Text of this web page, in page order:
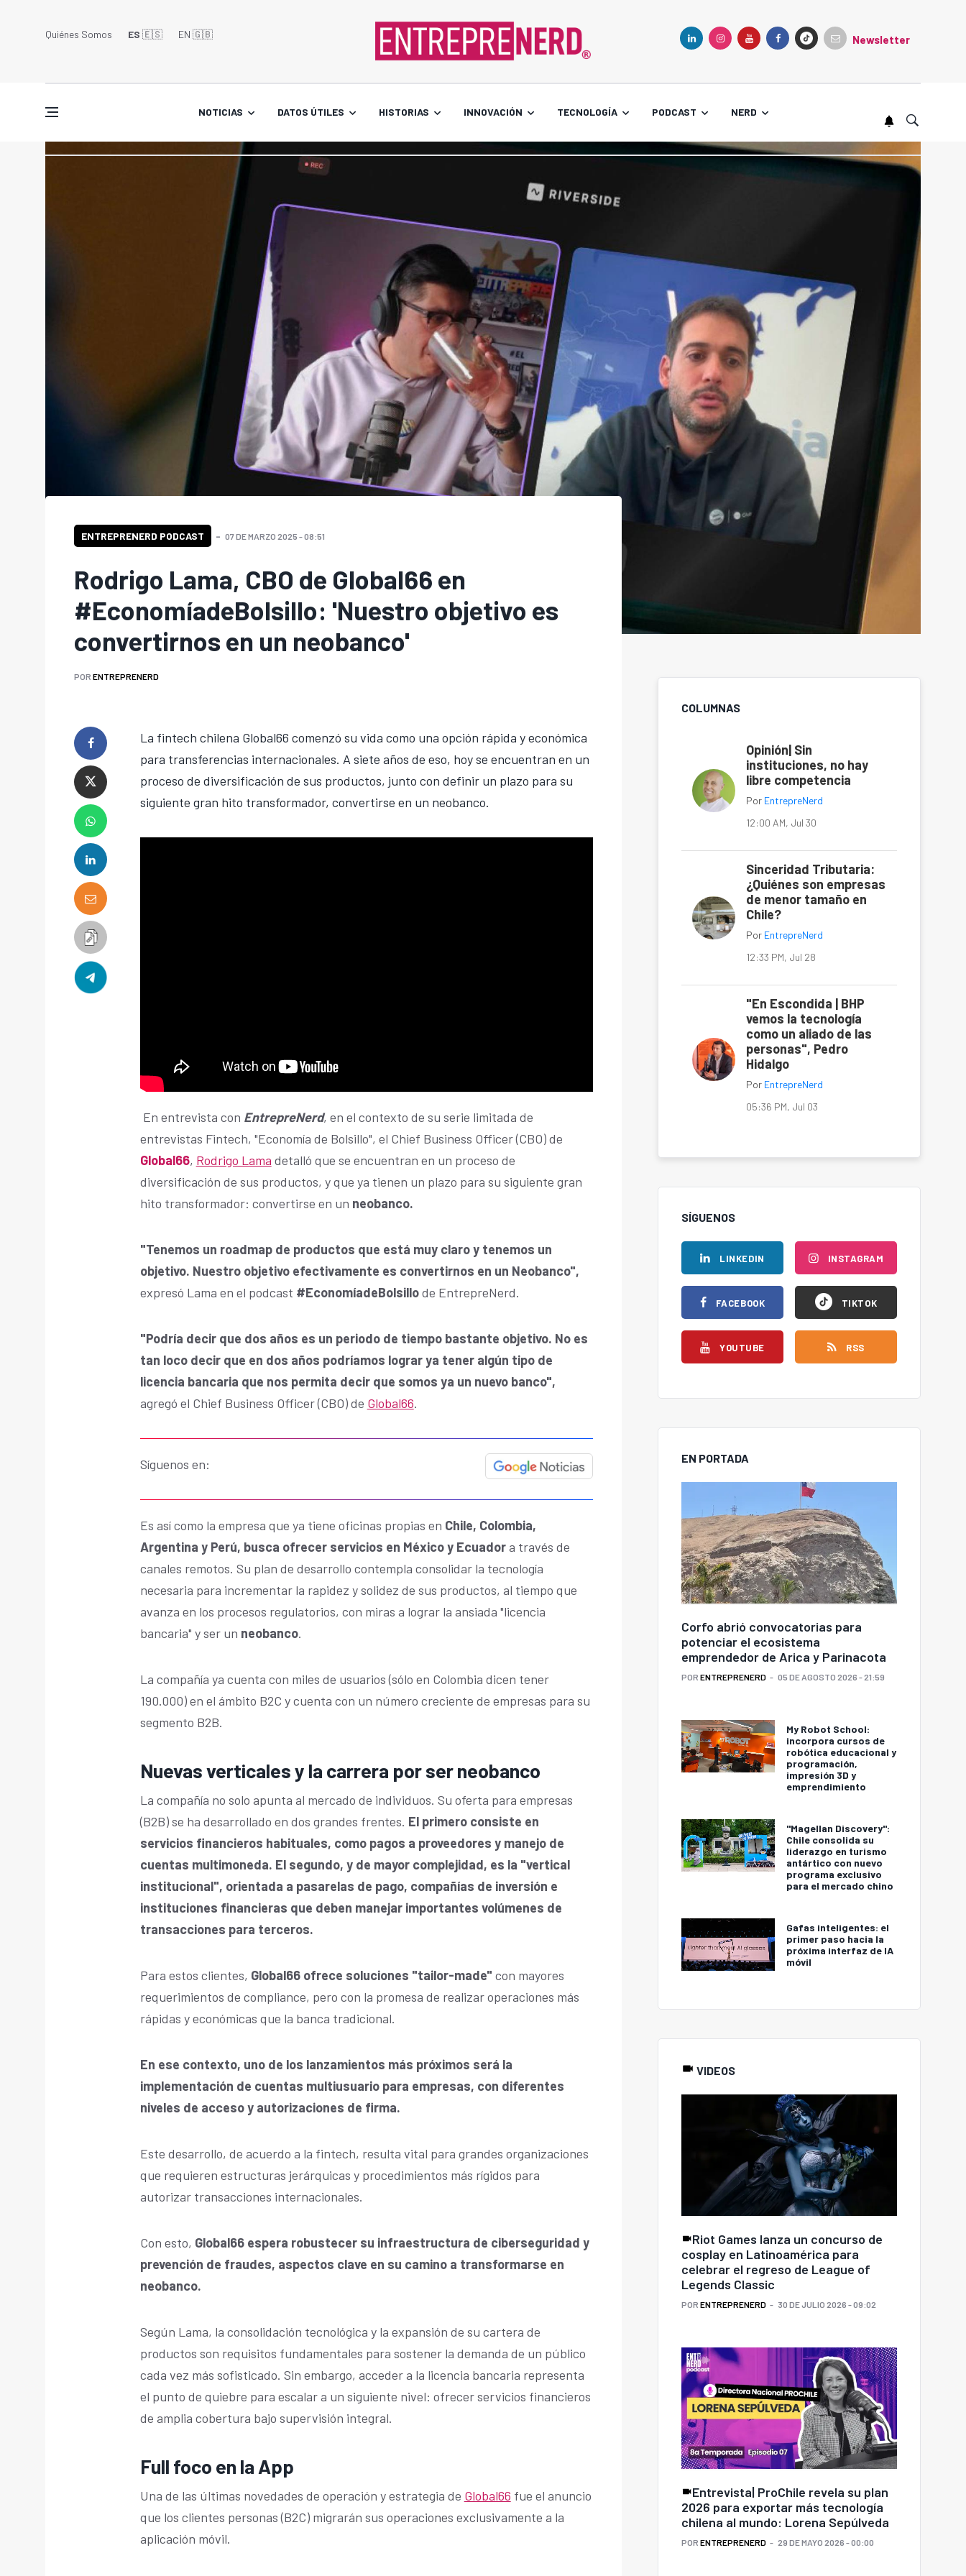
Quiénes Somos ES 🇪🇸 EN 🇬🇧󠁢󠁥󠁮󠁧󠁿 Newsletter
NOTICIAS DATOS ÚTILES HISTORIAS INNOVACIÓN TECNOLOGÍA PODCAST NERD
ENTREPRENERD PODCAST 07 DE MARZO 2025 - 08:51
Rodrigo Lama, CBO de Global66 en
#EconomíadeBolsillo: 'Nuestro objetivo es
convertirnos en un neobanco'
POR ENTREPRENERD
La fintech chilena Global66 comenzó su vida como una opción rápida y económica
para transferencias internacionales. A siete años de eso, hoy se encuentran en un
proceso de diversificación de sus productos, junto con definir un plazo para su
siguiente gran hito transformador, convertirse en un neobanco.
En entrevista con EntrepreNerd, en el contexto de su serie limitada de
entrevistas Fintech, "Economía de Bolsillo", el Chief Business Officer (CBO) de
Global66, Rodrigo Lama detalló que se encuentran en un proceso de
diversificación de sus productos, y que ya tienen un plazo para su siguiente gran
hito transformador: convertirse en un neobanco.
"Tenemos un roadmap de productos que está muy claro y tenemos un
objetivo. Nuestro objetivo efectivamente es convertirnos en un Neobanco",
expresó Lama en el podcast #EconomíadeBolsillode EntrepreNerd.
"Podría decir que dos años es un periodo de tiempo bastante objetivo. No es
tan loco decir que en dos años podríamos lograr ya tener algún tipo de
licencia bancaria que nos permita decir que somos ya un nuevo banco",
agregó el Chief Business Officer (CBO) de Global66.
Síguenos en:
Es así como la empresa que ya tiene oficinas propias en Chile, Colombia,
Argentina y Perú, busca ofrecer servicios en México y Ecuadora través de
canales remotos. Su plan de desarrollo contempla consolidar la tecnología
necesaria para incrementar la rapidez y solidez de sus productos, al tiempo que
avanza en los procesos regulatorios, con miras a lograr la ansiada "licencia
bancaria" y ser un neobanco.
La compañía ya cuenta con miles de usuarios (sólo en Colombia dicen tener
190.000) en el ámbito B2C y cuenta con un número creciente de empresas para su
segmento B2B.
Nuevas verticales y la carrera por ser neobanco
La compañía no solo apunta al mercado de individuos. Su oferta para empresas
(B2B) se ha desarrollado en dos grandes frentes. El primero consiste en
servicios financieros habituales, como pagos a proveedores y manejo de
cuentas multimoneda. El segundo, y de mayor complejidad, es la "vertical
institucional", orientada a pasarelas de pago, compañías de inversión e
instituciones financieras que deben manejar importantes volúmenes de
transacciones para terceros.
Para estos clientes, Global66 ofrece soluciones "tailor-made" con mayores
requerimientos de compliance, pero con la promesa de realizar operaciones más
rápidas y económicas que la banca tradicional.
En ese contexto, uno de los lanzamientos más próximos será la
implementación de cuentas multiusuario para empresas, con diferentes
niveles de acceso y autorizaciones de firma.
Este desarrollo, de acuerdo a la fintech, resulta vital para grandes organizaciones
que requieren estructuras jerárquicas y procedimientos más rígidos para
autorizar transacciones internacionales.
Con esto, Global66 espera robustecer su infraestructura de ciberseguridad y
prevención de fraudes, aspectos clave en su camino a transformarse en
neobanco.
Según Lama, la consolidación tecnológica y la expansión de su cartera de
productos son requisitos fundamentales para sostener la demanda de un público
cada vez más sofisticado. Sin embargo, acceder a la licencia bancaria representa
el punto de quiebre para escalar a un siguiente nivel: ofrecer servicios financieros
de amplia cobertura bajo supervisión integral.
Full foco en la App
Una de las últimas novedades de operación y estrategia de Global66 fue el anuncio
que los clientes personas (B2C) migrarán sus operaciones exclusivamente a la
aplicación móvil.
COLUMNAS
Opinión| Sin
instituciones, no hay
libre competencia
Por EntrepreNerd
12:00 AM, Jul 30
Sinceridad Tributaria:
¿Quiénes son empresas
de menor tamaño en
Chile?
Por EntrepreNerd
12:33 PM, Jul 28
"En Escondida | BHP
vemos la tecnología
como un aliado de las
personas", Pedro
Hidalgo
Por EntrepreNerd
05:36 PM, Jul 03
SÍGUENOS
LINKEDIN
FACEBOOK
YOUTUBE
INSTAGRAM
TIKTOK
RSS
EN PORTADA
Corfo abrió convocatorias para
potenciar el ecosistema
emprendedor de Arica y Parinacota
POR ENTREPRENERD 05 DE AGOSTO 2026 - 21:59
My Robot School:
incorpora cursos de
robótica educacional y
programación,
impresión 3D y
emprendimiento
"Magellan Discovery":
Chile consolida su
liderazgo en turismo
antártico con nuevo
programa exclusivo
para el mercado chino
Gafas inteligentes: el
primer paso hacia la
próxima interfaz de IA
móvil
VIDEOS
Riot Games lanza un concurso de
cosplay en Latinoamérica para
celebrar el regreso de League of
Legends Classic
POR ENTREPRENERD 30 DE JULIO 2026 - 09:02
Entrevista| ProChile revela su plan
2026 para exportar más tecnología
chilena al mundo: Lorena Sepúlveda
POR ENTREPRENERD 29 DE MAYO 2026 - 00:00